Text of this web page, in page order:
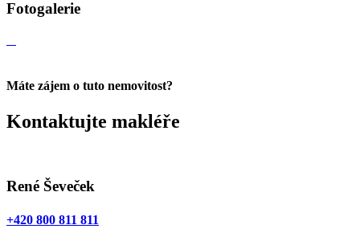
Fotogalerie
Máte zájem o tuto nemovitost?
Kontaktujte makléře
René Ševeček
+420 800 811 811